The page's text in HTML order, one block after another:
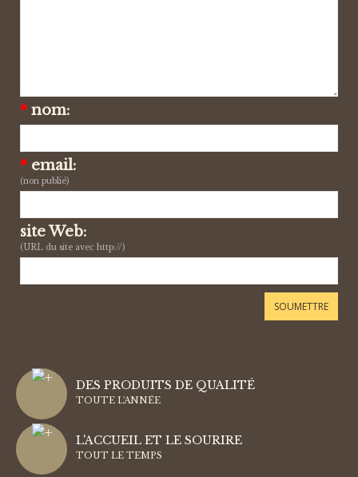
* nom:
* email:
(non publié)
site Web:
(URL du site avec http://)
DES PRODUITS DE QUALITÉ
TOUTE L'ANNÉE
L'ACCUEIL ET LE SOURIRE
TOUT LE TEMPS